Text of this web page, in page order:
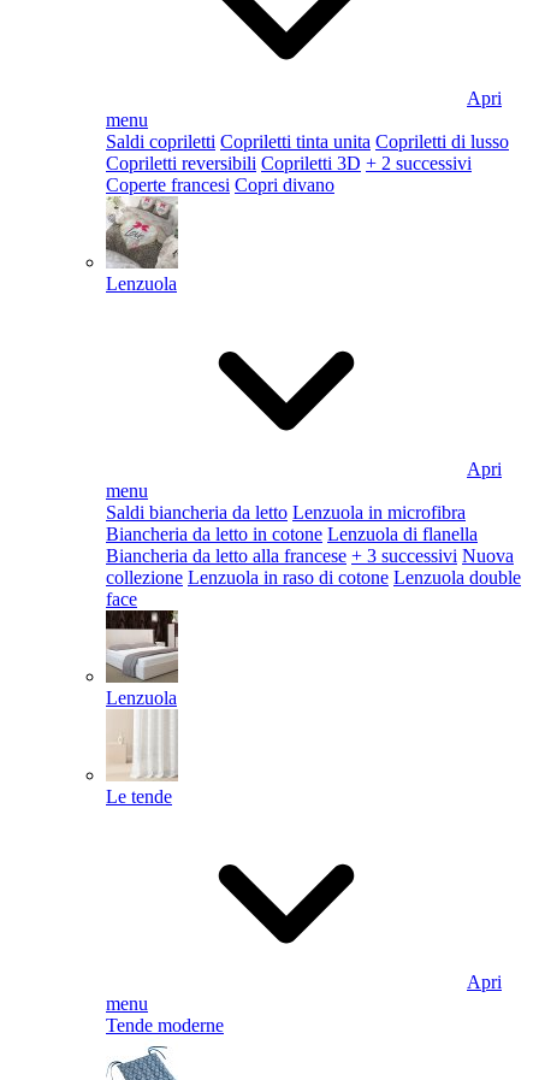
Apri
menu
Saldi copriletti Copriletti tinta unita Copriletti di lusso
Copriletti reversibili Copriletti 3D + 2 successivi
Coperte francesi Copri divano
Lenzuola
Apri
menu
Saldi biancheria da letto Lenzuola in microfibra
Biancheria da letto in cotone Lenzuola di flanella
Biancheria da letto alla francese + 3 successivi Nuova
collezione Lenzuola in raso di cotone Lenzuola double
face
Lenzuola
Le tende
Apri
menu
Tende moderne